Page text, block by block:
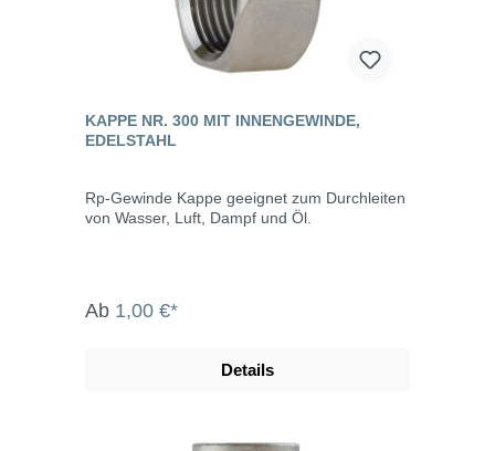
KAPPE NR. 300 MIT INNENGEWINDE,
EDELSTAHL
Rp-Gewinde Kappe geeignet zum Durchleiten
von Wasser, Luft, Dampf und Öl.
Ab 1,00 €*
Details